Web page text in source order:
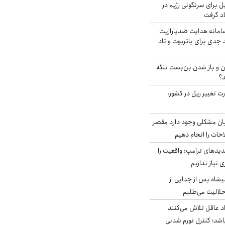
برای سرنگونی رژیم در
گرفت
هدایت ضدپارازیت
برای پاتریوت و تاد
و باز شدن بن‌بست تنگه
تغییر ریل در کشور:
مشکلی وجود دارد مقصر
را انجام دهیم
ترامپ: واقعیت را
نداریم
پس از جدایی از
می‌طلبم
عاقل تلاش می‌کنند
کنترل تورم شدنی